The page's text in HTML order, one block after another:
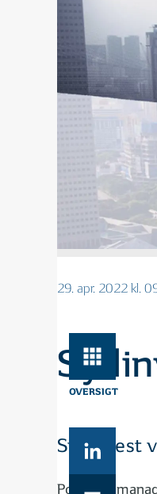
OVERSIGT
29. apr. 2022 kl.
Sydinvest